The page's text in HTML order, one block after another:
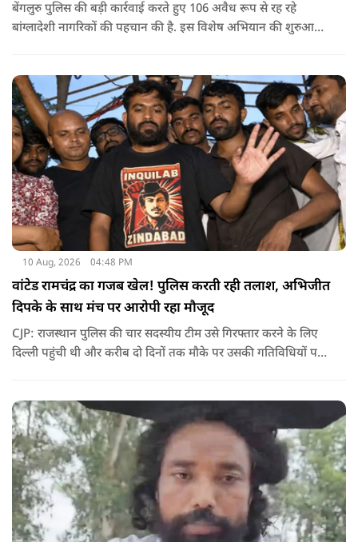
बेंगलुरु पुलिस की बड़ी कार्रवाई करते हुए 106 अवैध रूप से रह रहे
बांग्लादेशी नागरिकों की पहचान की है. इस विशेष अभियान की शुरुआत
10 Aug, 2026 04:48 PM
वांटेड रामचंद्र का गजब खेल! पुलिस करती रही तलाश, अभिजीत
दिपके के साथ मंच पर आरोपी रहा मौजूद
CJP: राजस्थान पुलिस की चार सदस्यीय टीम उसे गिरफ्तार करने के लिए
दिल्ली पहुंची थी और करीब दो दिनों तक मौके पर उसकी गतिविधियों पर